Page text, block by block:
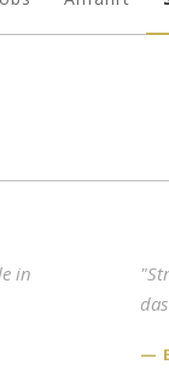
in
"Einer
Berlin
rbb